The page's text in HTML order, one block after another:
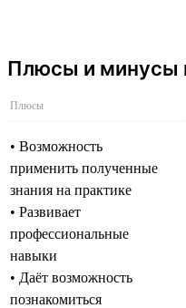
Плюсы и минусы
Плюсы
• Возможность
применить полученные
знания на практике
• Развивает
профессиональные
навыки
• Даёт возможность
познакомиться